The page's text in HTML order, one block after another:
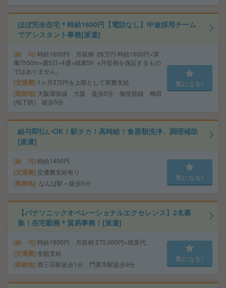
ほぼ完全在宅＊時給1600円【電話なし】中途採用チーム
でアシスタント事務[派遣]
給 与 時給1600円 月収例 26万円 時給1600円×実
働7h50m×週5日×4週+残業5h ※月収例を保証するもの
ではありません。
交通費 1ヶ月3万円を上限として実費支給
勤務地 大阪環状線 大阪 徒歩5分 御堂筋線 梅田
(地下鉄) 徒歩5分
気になる!
給与即払いOK！駅チカ！高時給！食器類洗浄、調理補助
[派遣]
給 与 時給1400円
交通費 交通費支給有り
勤務地 なんば駅～徒歩5分
気になる!
【パナソニックオペレーショナルエクセレンス】2名募
集！在宅勤務＊貿易事務！[派遣]
給 与 時給1800円 月収例 270,000円+残業代
交通費 全額支給
勤務地 西三荘駅徒歩1分、門真市駅徒歩9分
気になる!